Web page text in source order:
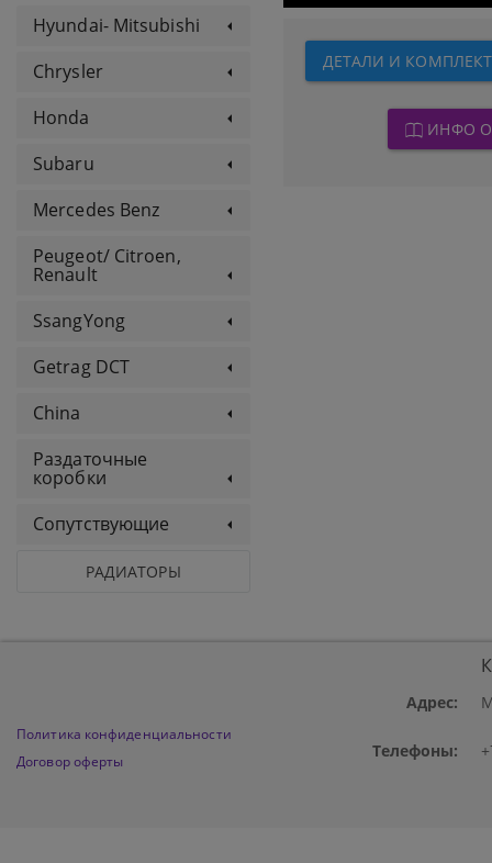
Hyundai- Mitsubishi
Chrysler
Honda
Subaru
Mercedes Benz
Peugeot/ Citroen,
Renault
SsangYong
Getrag DCT
China
Раздаточные
коробки
Сопутствующие
РАДИАТОРЫ
ДЕТАЛИ И
ИНФО
Политика конфиденциальности
Договор оферты
Адрес:
Телефоны: